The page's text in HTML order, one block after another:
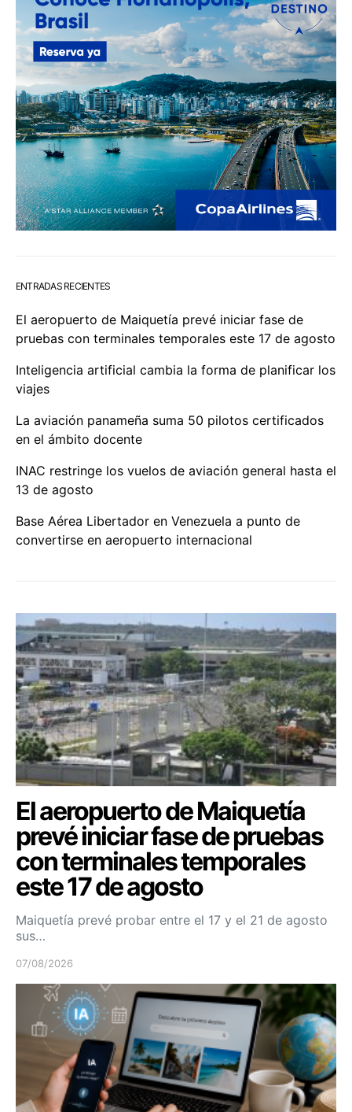
ENTRADAS RECIENTES
El aeropuerto de Maiquetía prevé iniciar fase de
pruebas con terminales temporales este 17 de agosto
Inteligencia artificial cambia la forma de planificar los
viajes
La aviación panameña suma 50 pilotos certificados
en el ámbito docente
INAC restringe los vuelos de aviación general hasta el
13 de agosto
Base Aérea Libertador en Venezuela a punto de
convertirse en aeropuerto internacional
El aeropuerto de Maiquetía
prevé iniciar fase de pruebas
con terminales temporales
este 17 de agosto
Maiquetía prevé probar entre el 17 y el 21 de agosto
sus…
07/08/2026